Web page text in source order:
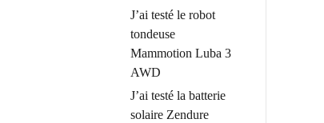
J’ai testé le robot
tondeuse
Mammotion Luba 3
AWD
J’ai testé la batterie
solaire Zendure